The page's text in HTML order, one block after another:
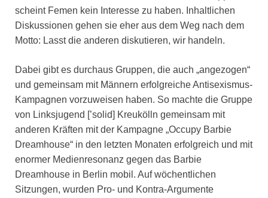
scheint Femen kein Interesse zu haben. Inhaltlichen
Diskussionen gehen sie eher aus dem Weg nach dem
Motto: Lasst die anderen diskutieren, wir handeln.
Dabei gibt es durchaus Gruppen, die auch „angezogen“
und gemeinsam mit Männern erfolgreiche Antisexismus-
Kampagnen vorzuweisen haben. So machte die Gruppe
von Linksjugend [’solid] Kreukölln gemeinsam mit
anderen Kräften mit der Kampagne „Occupy Barbie
Dreamhouse“ in den letzten Monaten erfolgreich und mit
enormer Medienresonanz gegen das Barbie
Dreamhouse in Berlin mobil. Auf wöchentlichen
Sitzungen, wurden Pro- und Kontra-Argumente